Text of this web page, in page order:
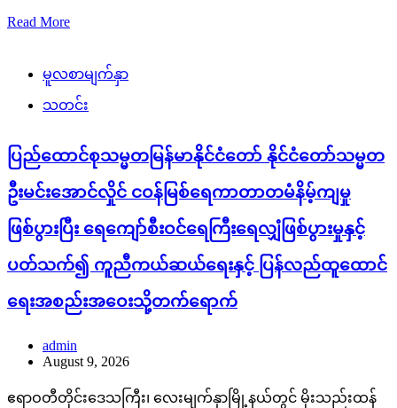
Read More
မူလစာမျက်နှာ
သတင်း
ပြည်ထောင်စုသမ္မတမြန်မာနိုင်ငံတော် နိုင်ငံတော်သမ္မတ
ဦးမင်းအောင်လှိုင် ငဝန်မြစ်ရေကာတာတမံနိမ့်ကျမှု
ဖြစ်ပွားပြီး ရေကျော်စီးဝင်ရေကြီးရေလျှံဖြစ်ပွားမှုနှင့်
ပတ်သက်၍ ကူညီကယ်ဆယ်ရေးနှင့် ပြန်လည်ထူထောင်
ရေးအစည်းအဝေးသို့တက်ရောက်
admin
August 9, 2026
ဧရာဝတီတိုင်းဒေသကြီး၊ လေးမျက်နှာမြို့နယ်တွင် မိုးသည်းထန်